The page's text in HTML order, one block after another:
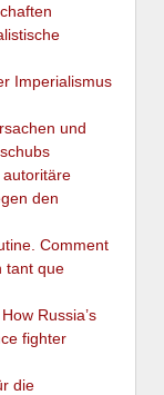
Imperialismus
und
autoritäre
den
Comment
tant que
Russia’s
fighter
die